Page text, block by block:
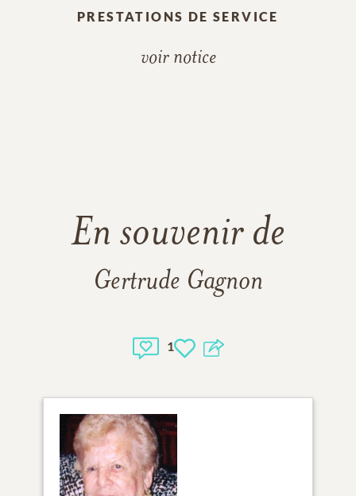
PRESTATIONS DE SERVICE
voir notice
En souvenir de
Gertrude Gagnon
1